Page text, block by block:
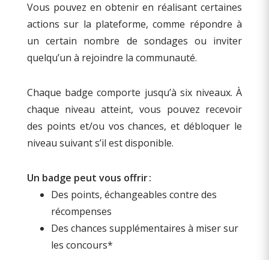
Vous pouvez en obtenir en réalisant certaines
actions sur la plateforme, comme répondre à
un certain nombre de sondages ou inviter
quelqu’un à rejoindre la communauté.
Chaque badge comporte jusqu’à six niveaux. À
chaque niveau atteint, vous pouvez recevoir
des points et/ou vos chances, et débloquer le
niveau suivant s’il est disponible.
Un badge peut vous offrir:
Des points, échangeables contre des
récompenses
Des chances supplémentaires à miser sur
les concours*